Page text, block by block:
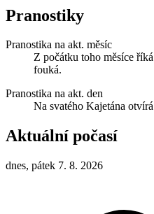
Pranostiky
Pranostika na akt. měsíc
Z počátku toho měsíce
fouká.
Pranostika na akt. den
Na svatého Kajetána
Aktuální počasí
dnes, pátek 7. 8. 2026